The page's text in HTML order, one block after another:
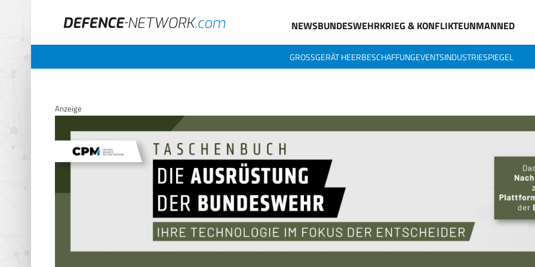
NEWSBUNDESWEHRKRIEG & KONFLIKTEUNMANNED
GROSSGERÄT HEERBESCHAFFUNGEVENTSINDUSTRIESPIEGEL
Anzeige